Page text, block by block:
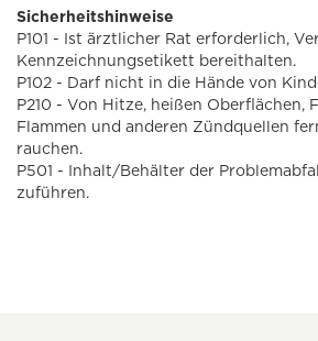
Sicherheitshinweise
P101 - Ist ärztlicher Rat erforderlich,
Kennzeichnungsetikett bereithalten.
P102 - Darf nicht in die Hände von
P210 - Von Hitze, heißen Oberflächen,
Flammen und anderen Zündquellen
rauchen.
P501 - Inhalt/Behälter der
zuführen.